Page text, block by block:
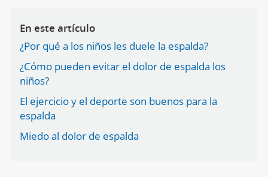
En este artículo
¿Por qué a los niños les duele la espalda?
¿Cómo pueden evitar el dolor de espalda los
niños?
El ejercicio y el deporte son buenos para la
espalda
Miedo al dolor de espalda